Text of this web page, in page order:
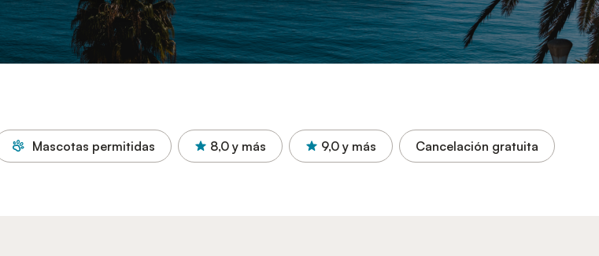
Mascotas permitidas 8,0 y más 9,0 y más Cancelación gratuita